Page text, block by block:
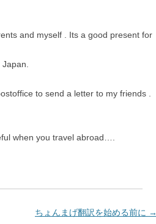
and myself . Its a good present for
to send a letter to my friends .
when you travel abroad….
ちょんまげ翻訳を始める前に →